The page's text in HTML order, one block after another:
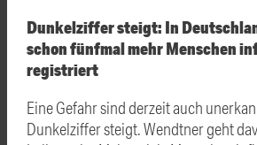
Dunkelziffer steigt: In
schon fünfmal mehr Menschen
registriert
Eine Gefahr sind derzeit auch
Dunkelziffer steigt. Wendtner geht